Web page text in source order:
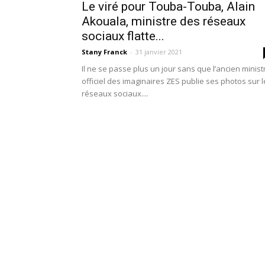
Le viré pour Touba-Touba, Alain
Akouala, ministre des réseaux
sociaux flatte...
Stany Franck - 31 janvier 2021
Il ne se passe plus un jour sans que l’ancien
officiel des imaginaires ZES publie ses photos sur
réseaux sociaux....